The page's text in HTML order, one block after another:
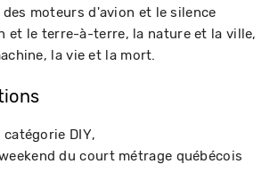
moteurs d'avion et le silence
et le terre-à-terre, la nature et la ville,
la vie et la mort.
DIY
du court métrage québécois